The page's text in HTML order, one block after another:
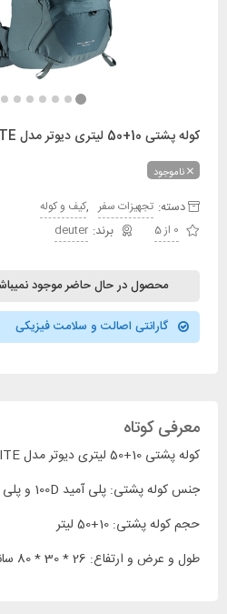
کوله پشتی 10+50 لیتری دیوتر مدل DEUTER LITE سبز آبی
ناموجود
دسته: تجهیزات سفر , کیف و کوله
0 از 5
deuter
محصول در حال حاضر موجود نمیباشد
گارانتی اصالت و سلامت فیزیکی
معرفی کوتاه
کوله پشتی 10+50 لیتری دیوتر مدل DEUTER LITE سبز آبی
جنس کوله پشتی: پلی آمید 100D و پلی استر 600D
حجم کوله پشتی: 10+50 لیتر
طول و عرض و ارتفاع: 26 * 30 * 80 سانتیمتر